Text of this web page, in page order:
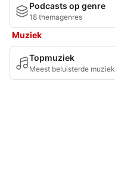
Podcasts op genre
18 themagenres
Muziek
Topmuziek
Meest beluisterde muziek